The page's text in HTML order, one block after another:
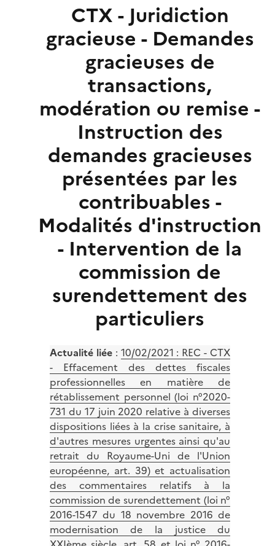
CTX - Juridiction
gracieuse - Demandes
gracieuses de
transactions,
modération ou remise -
Instruction des
demandes gracieuses
présentées par les
contribuables -
Modalités d'instruction
- Intervention de la
commission de
surendettement des
particuliers
Actualité liée: 10/02/2021 : REC - CTX
- Effacement des dettes fiscales
professionnelles en matière de
rétablissement personnel (loi n°2020-
731 du 17 juin 2020 relative à diverses
dispositions liées à la crise sanitaire, à
d'autres mesures urgentes ainsi qu'au
retrait du Royaume-Uni de l'Union
européenne, art. 39) et actualisation
des commentaires relatifs à la
commission de surendettement (loi n°
2016-1547 du 18 novembre 2016 de
modernisation de la justice du